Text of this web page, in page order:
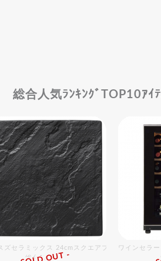
総合人気ﾗﾝｷﾝｸﾞTOP10ｱｲ
ズセラミックス 24cmスクエアプレート（ハマ付
総合ﾗﾝｷﾝｸﾞ
ワインセラ